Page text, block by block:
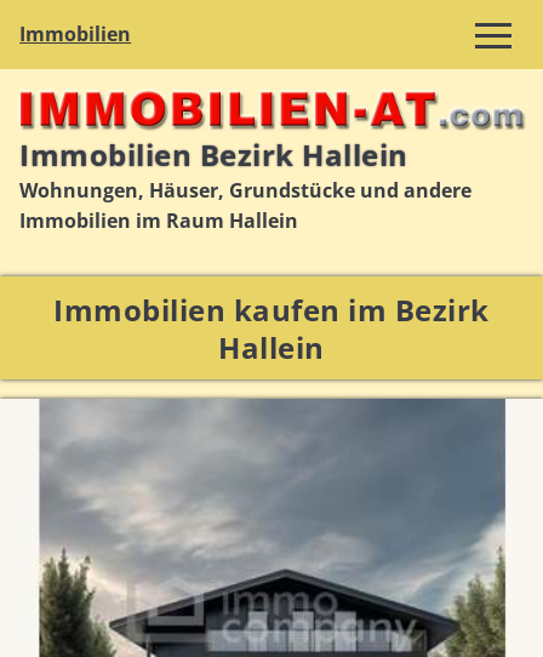
Immobilien
Immobilien Bezirk Hallein
Wohnungen, Häuser, Grundstücke und andere
Immobilien im Raum Hallein
Immobilien kaufen im Bezirk
Hallein